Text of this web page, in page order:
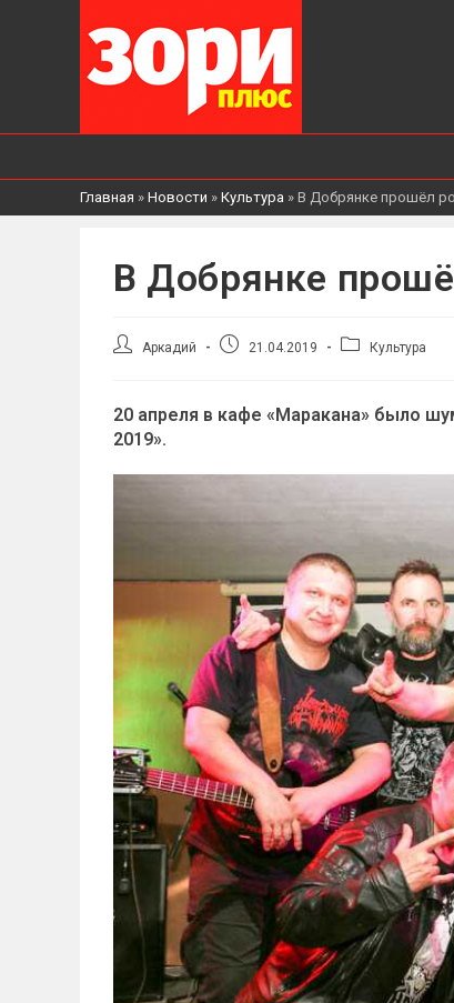
Главная » Новости » Культура » В Добрянке прошёл
В Добрянке
АвторАркадий
Запись21.04.2019
РубрикаКультура
20 апреля в кафе «Маракана» было
2019».